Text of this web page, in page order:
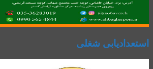
استعدادیابی شغلی